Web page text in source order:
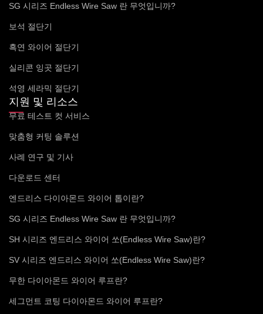
SG 시리즈 Endless Wire Saw 란 무엇입니까?
보석 절단기
흑연 와이어 절단기
실리콘 잉곳 절단기
석영 세라믹 절단기
지원 및 리소스
무료 테스트 컷 서비스
맞춤형 커팅 솔루션
사례 연구 및 기사
다운로드 센터
엔드리스 다이아몬드 와이어 톱이란?
SG 시리즈 Endless Wire Saw 란 무엇입니까?
SH 시리즈 엔드리스 와이어 쏘(Endless Wire Saw)란?
SV 시리즈 엔드리스 와이어 쏘(Endless Wire Saw)란?
무한 다이아몬드 와이어 루프란?
세그먼트 코팅 다이아몬드 와이어 루프란?